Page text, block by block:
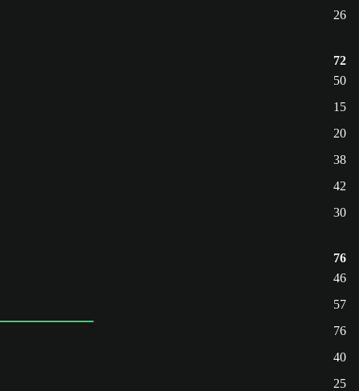
26
72
50
15
20
38
42
30
76
46
57
76
40
25